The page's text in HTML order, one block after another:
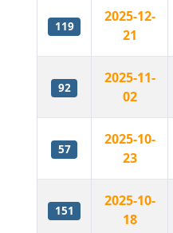
2025-12-
21
119
2025-11-
02
92
2025-10-
23
57
2025-10-
18
151